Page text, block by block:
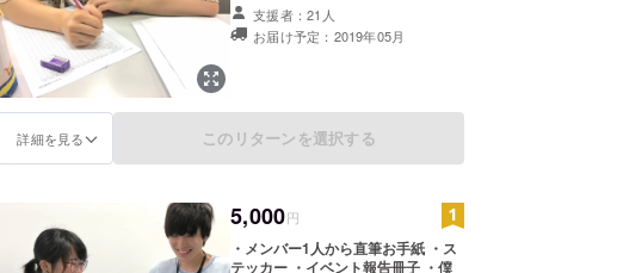
支援者：21人
お届け予定：2019年05月
詳細を見る このリターンを選択する
5,000円
・メンバー1人から直筆お手紙 ・ス
テッカー ・イベント報告冊子 ・僕